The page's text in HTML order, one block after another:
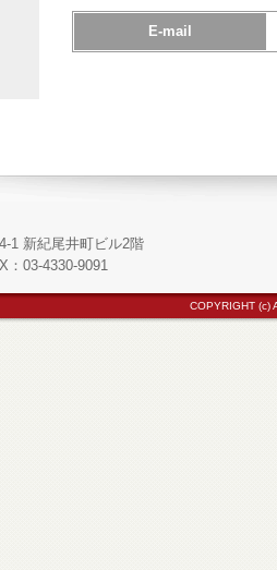
E-mail
1 新紀尾井町ビル2階
：03-4330-9091
COPYRIGHT (c)